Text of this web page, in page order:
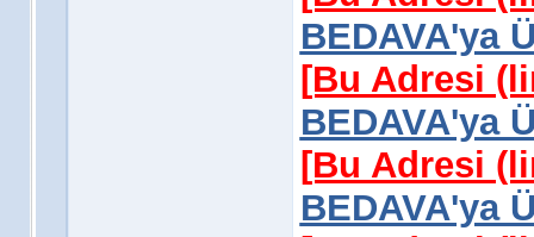
BEDAVA'ya
[Bu Adresi
BEDAVA'ya
[Bu Adresi
BEDAVA'ya